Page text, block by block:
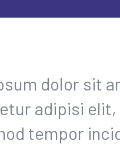
dolor sit
adipisi elit,
tempor